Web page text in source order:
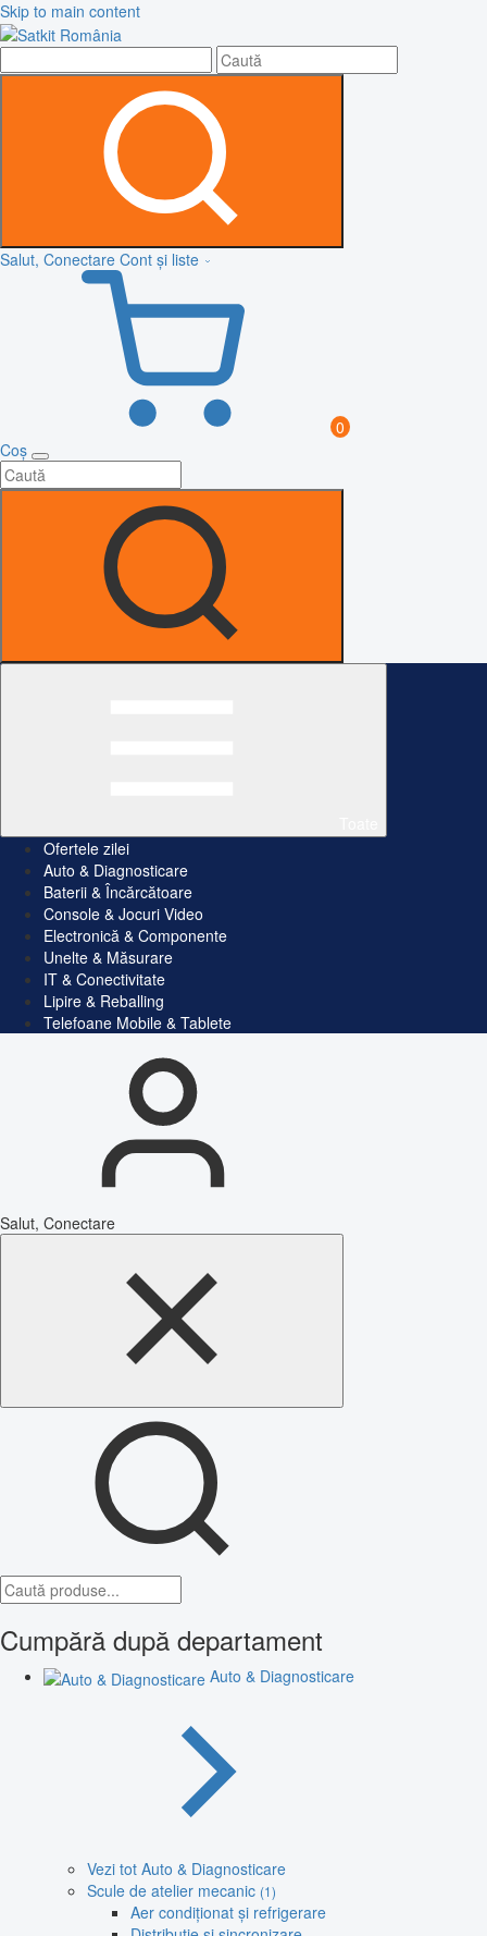
Skip to main content
Salut, Conectare Cont și liste
0
Coș
Ofertele zilei
Auto & Diagnosticare
Baterii & Încărcătoare
Console & Jocuri Video
Electronică & Componente
Unelte & Măsurare
IT & Conectivitate
Lipire & Reballing
Telefoane Mobile & Tablete
Salut, Conectare
Cumpără după departament
Auto & Diagnosticare
Vezi tot Auto & Diagnosticare
Scule de atelier mecanic (1)
Aer condiționat și refrigerare